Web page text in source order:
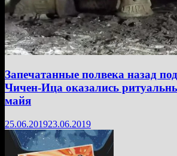
Запечатанные полвека назад
Чичен-Ица оказались
майя
25.06.201923.06.2019